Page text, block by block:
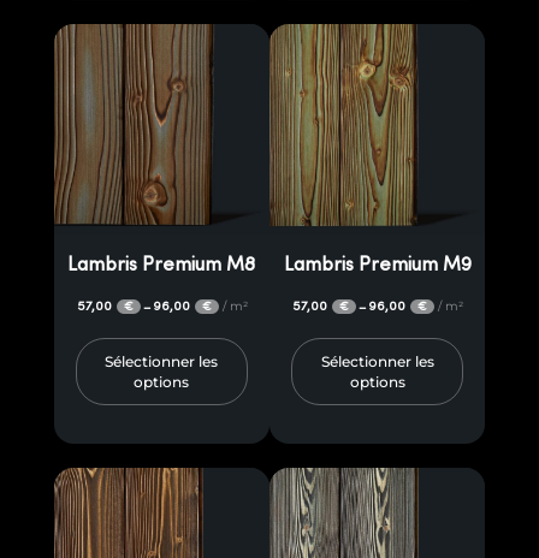
Lambris Premium M8
57,00 € – 96,00 € / m²
Sélectionner les
options
Lambris Premium M9
57,00 € – 96,00 € / m²
Sélectionner les
options